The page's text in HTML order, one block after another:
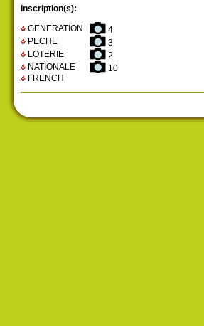
Inscription(s):
GENERATION
4
PECHE
3
LOTERIE
2
NATIONALE
10
FRENCH